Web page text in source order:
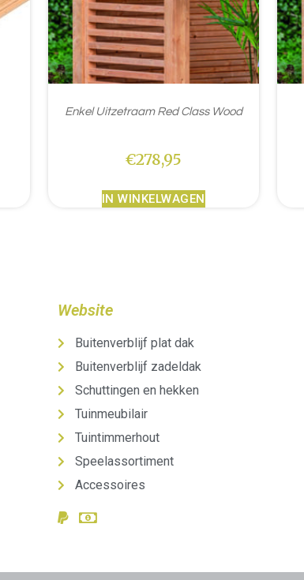
Enkel Uitzetraam Red Class Wood
€278,95
IN WINKELWAGEN
Website
Buitenverblijf plat dak
Buitenverblijf zadeldak
Schuttingen en hekken
Tuinmeubilair
Tuintimmerhout
Speelassortiment
Accessoires